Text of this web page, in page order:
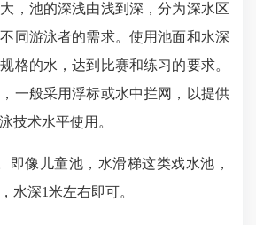
，池的深浅由浅到深，分为深水区
同游泳者的需求。使用池面和水深
格的水，达到比赛和练习的要求。
一般采用浮标或水中拦网，以提供
技术水平使用。
像儿童池，水滑梯这类戏水池，
水深1米左右即可。